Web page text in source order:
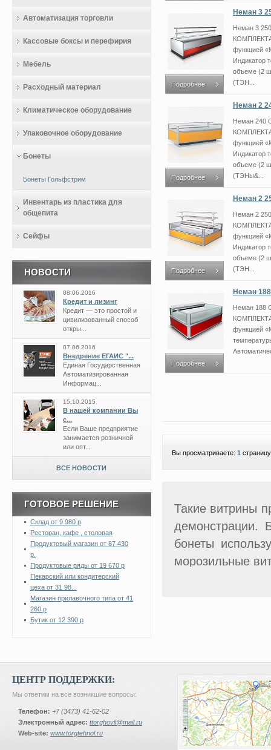
Подробнее
Неман 3
Неман 3
функцией
Индикатор
объеме (2
(ТЭН...
Подробнее
Неман 2
Неман
функцией
Индикатор
объеме (2
(ТЭНы&...
Подробнее
Неман 2
Неман 2
функцией
Индикатор
объеме (2
(ТЭН...
Подробнее
Неман
Неман
функцией
Вы просматриваете: 1
Такие витрины
демонстрации.
бонеты
морозильные
По температурному режиму
замороженные
мясо,
рыба.
Автоматизация торговли
Кассовые боксы и перефирия
Мебель
Расходный материал
Климатическое оборудование
Упаковочное оборудование
Бонеты
Бонеты Гольфстрим
Инвентарь из пластика для
общепита
Сейфы
НОВОСТИ
08.06.2016
Кредит и лизинг
Кредит — это простой и
цивилизованный способ
откры...
07.06.2016
Внедрение ЕГАИС "...
Единая Государственная
Автоматизированная
Информац...
15.10.2015
В нашей компании Вы
с...
Если Ваше предприятие
занимается розничной
или опт...
ВСЕ НОВОСТИ
ГОТОВОЕ РЕШЕНИЕ
Склад от 9 980 р
Ресторан, кафе , столовая
Продуктовый магазин от 87 430
р.
Продуктовые ряды от 19 670 р
Пекарский или кондитерский
цеха от 31 98...
Магазин прилавочного типа от 41
260 р
Бутик от 12 390 р
ЦЕНТР ПОДДЕРЖКИ:
Мы ответим на все возникшие вопросы:
Телефон: +7 (3473) 41-62-02
Электронный адрес: ttorghovli@mail.ru
Web-site: www.torgtehnol.ru